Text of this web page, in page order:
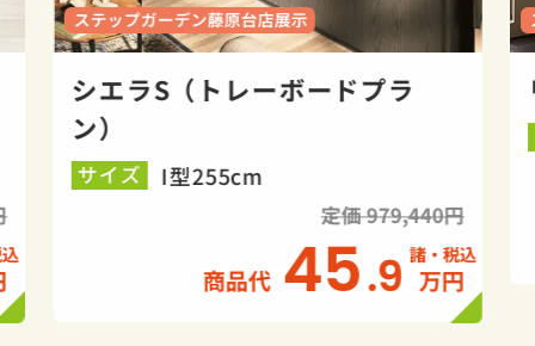
ステップガーデン藤原台店展示
シエラS（トレーボードプラ
ン）
サイズ I型255cm
定価 979,440円
商品代 45.9 万円